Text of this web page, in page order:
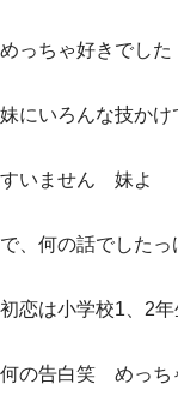
めっちゃ好きでした
妹にいろんな技かけ
すいません 妹よ
で、何の話でしたっ
初恋は小学校1、2
何の告白笑 めっち